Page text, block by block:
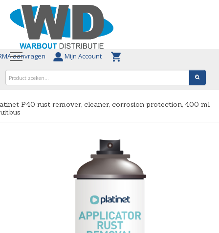
aanvragen Mijn Account
P40 rust remover, cleaner, corrosion protection, 400 ml